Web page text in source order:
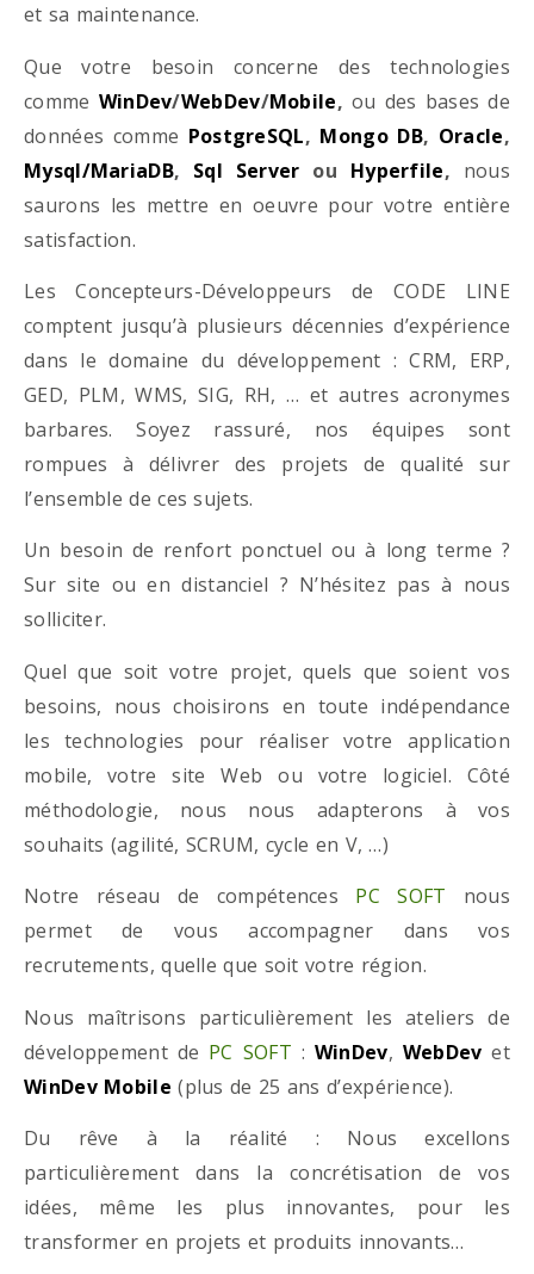
et sa maintenance.
Que votre besoin concerne des technologies
comme WinDev/WebDev/Mobile, ou des bases de
données comme PostgreSQL, Mongo DB, Oracle,
Mysql/MariaDB, Sql Server ou Hyperfile, nous
saurons les mettre en oeuvre pour votre entière
satisfaction.
Les Concepteurs-Développeurs de CODE LINE
comptent jusqu’à plusieurs décennies d’expérience
dans le domaine du développement : CRM, ERP,
GED, PLM, WMS, SIG, RH, … et autres acronymes
barbares. Soyez rassuré, nos équipes sont
rompues à délivrer des projets de qualité sur
l’ensemble de ces sujets.
Un besoin de renfort ponctuel ou à long terme ?
Sur site ou en distanciel ? N’hésitez pas à nous
solliciter.
Quel que soit votre projet, quels que soient vos
besoins, nous choisirons en toute indépendance
les technologies pour réaliser votre application
mobile, votre site Web ou votre logiciel. Côté
méthodologie, nous nous adapterons à vos
souhaits (agilité, SCRUM, cycle en V, …)
Notre réseau de compétences PC SOFT nous
permet de vous accompagner dans vos
recrutements, quelle que soit votre région.
Nous maîtrisons particulièrement les ateliers de
développement de PC SOFT : WinDev, WebDev et
WinDev Mobile (plus de 25 ans d’expérience).
Du rêve à la réalité : Nous excellons
particulièrement dans la concrétisation de vos
idées, même les plus innovantes, pour les
transformer en projets et produits innovants…